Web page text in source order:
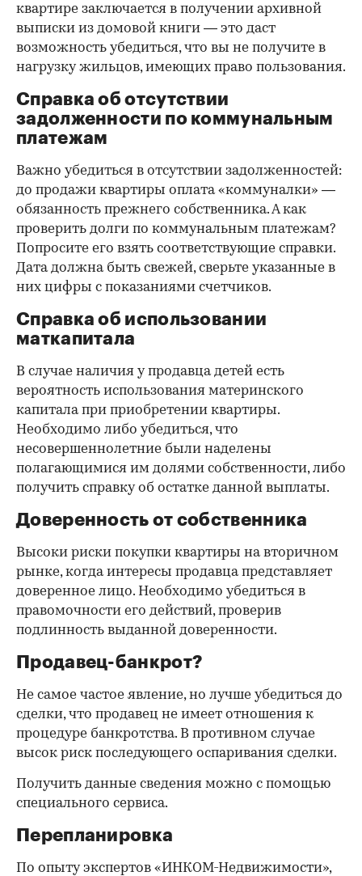
квартире заключается в получении архивной
выписки из домовой книги — это даст
возможность убедиться, что вы не получите в
нагрузку жильцов, имеющих право пользования.
Справка об отсутствии
задолженности по коммунальным
платежам
Важно убедиться в отсутствии задолженностей:
до продажи квартиры оплата «коммуналки» —
обязанность прежнего собственника. А как
проверить долги по коммунальным платежам?
Попросите его взять соответствующие справки.
Дата должна быть свежей, сверьте указанные в
них цифры с показаниями счетчиков.
Справка об использовании
маткапитала
В случае наличия у продавца детей есть
вероятность использования материнского
капитала при приобретении квартиры.
Необходимо либо убедиться, что
несовершеннолетние были наделены
полагающимися им долями собственности, либо
получить справку об остатке данной выплаты.
Доверенность от собственника
Высоки риски покупки квартиры на вторичном
рынке, когда интересы продавца представляет
доверенное лицо. Необходимо убедиться в
правомочности его действий, проверив
подлинность выданной доверенности.
Продавец-банкрот?
Не самое частое явление, но лучше убедиться до
сделки, что продавец не имеет отношения к
процедуре банкротства. В противном случае
высок риск последующего оспаривания сделки.
Получить данные сведения можно с помощью
специального сервиса.
Перепланировка
По опыту экспертов «ИНКОМ-Недвижимости»,